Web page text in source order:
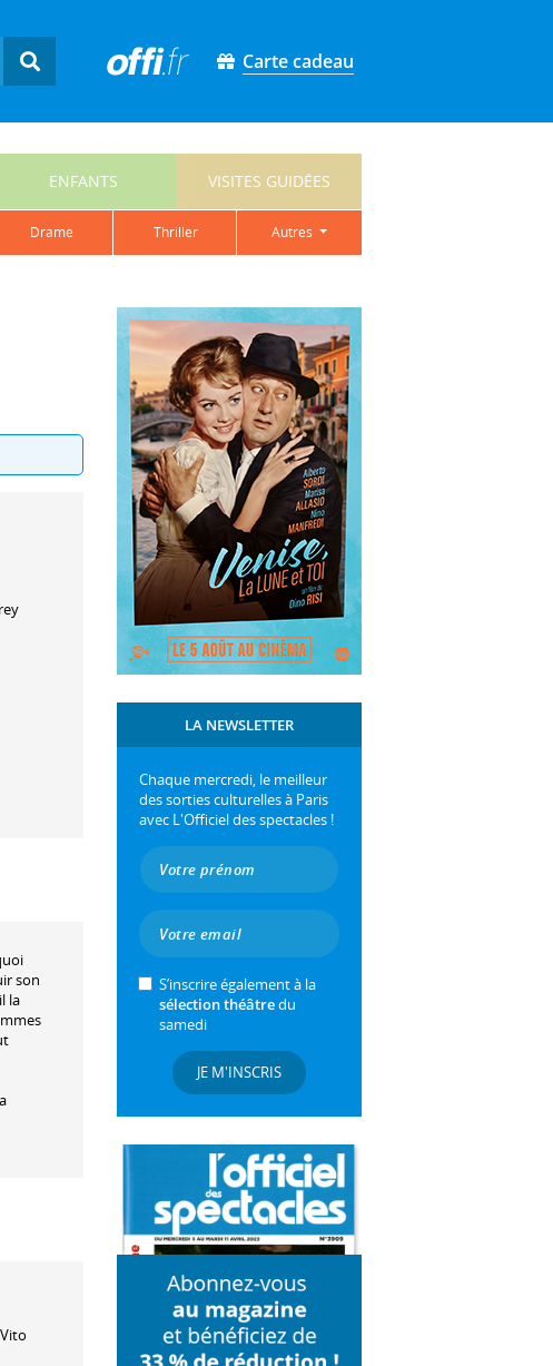
Carte cadeau
ENFANTS VISITES GUIDÉES
drame thriller autres
son
la
Vito
LA NEWSLETTER
Chaque mercredi, le meilleur
des sorties culturelles à Paris
avec L'Officiel des spectacles !
S’inscrire également à la
sélection théâtredu
samedi
JE M'INSCRIS